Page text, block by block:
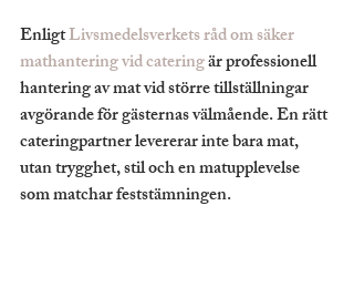
Enligt Livsmedelsverkets råd om säker
mathantering vid catering är professionell
hantering av mat vid större tillställningar
avgörande för gästernas välmående. En rätt
cateringpartner levererar inte bara mat,
utan trygghet, stil och en matupplevelse
som matchar feststämningen.